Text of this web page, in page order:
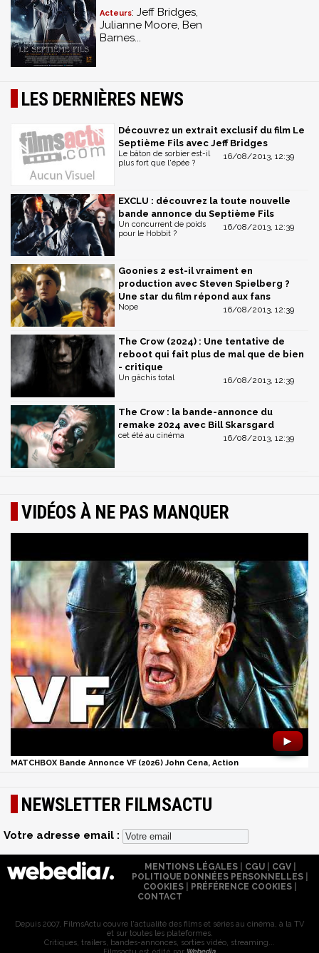
Acteurs: Jeff Bridges,
Julianne Moore, Ben
Barnes...
LES DERNIÈRES NEWS
Découvrez un extrait exclusif du film Le
Septième Fils avec Jeff Bridges
16/08/2013, 12:39
Le bâton de sorbier est-il
plus fort que l'épée ?
EXCLU : découvrez la toute nouvelle
bande annonce du Septième Fils
16/08/2013, 12:39
Un concurrent de poids
pour le Hobbit ?
Goonies 2 est-il vraiment en
production avec Steven Spielberg ?
Une star du film répond aux fans
16/08/2013, 12:39
Nope
The Crow (2024) : Une tentative de
reboot qui fait plus de mal que de bien
- critique
16/08/2013, 12:39
Un gâchis total
The Crow : la bande-annonce du
remake 2024 avec Bill Skarsgard
16/08/2013, 12:39
cet été au cinéma
VIDÉOS À NE PAS MANQUER
►
MATCHBOX Bande Annonce VF (2026) John Cena, Action
NEWSLETTER FILMSACTU
Votre adresse email :
MENTIONS LÉGALES| CGU| CGV|
POLITIQUE DONNÉES PERSONNELLES
COOKIES
PRÉFÉRENCE COOKIES
CONTACT
Depuis 2007, FilmsActu couvre l'actualité des films et séries au cinéma, à la TV
et sur toutes les plateformes.
Critiques, trailers, bandes-annonces, sorties vidéo, streaming...
Filmsactu est édité par Webedia